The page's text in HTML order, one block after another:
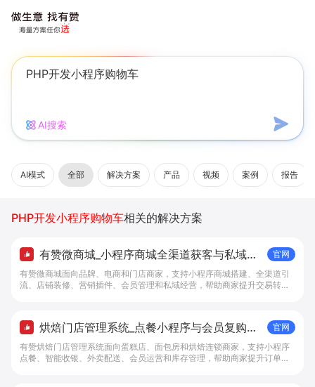
AI搜索
AI模式 全部 解决方案 产品 视频 案例 报告
PHP开发小程序购物车相关的解决方案
有赞微商城_小程序商城全渠道获客与私域复
购工具 - 做生意, 找有赞
官网
有赞微商城面向品牌、电商和门店商家，支持小程序商城搭建、全渠道引
流、店铺装修、营销插件、会员管理和私域经营，帮助商家提升交易转化
烘焙门店管理系统_点餐小程序与会员复购工
具 - 做生意, 找有赞
官网
有赞烘焙门店管理系统面向蛋糕店、面包房和烘焙连锁商家，支持小程序
点餐、智能收银、外卖配送、会员运营和库存管理，帮助商家提升订单转